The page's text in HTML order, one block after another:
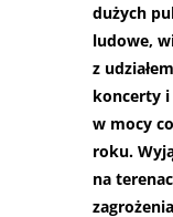
dużych
ludowe,
z
koncerty i
w mocy
roku.
na